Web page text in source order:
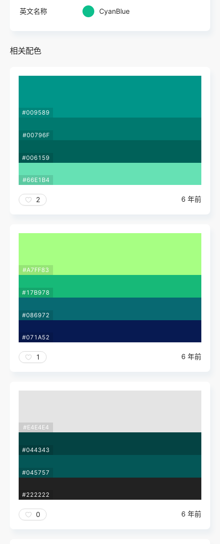
英文名称 CyanBlue
相关配色
#009589
#00796F
#006159
#66E1B4
2 6 年前
#A7FF83
#17B978
#086972
#071A52
1 6 年前
#E4E4E4
#044343
#045757
#222222
0 6 年前